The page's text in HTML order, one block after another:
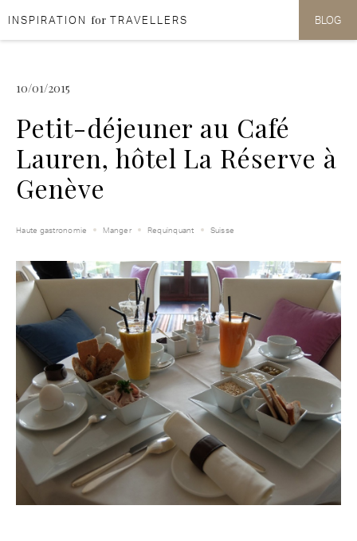
Aller au contenu
Aller au menu
INSPIRATION for TRAVELLERS BLOG
10/01/2015
Petit-déjeuner au Café
Lauren, hôtel La Réserve à
Genève
Haute gastronomie Manger Requinquant Suisse